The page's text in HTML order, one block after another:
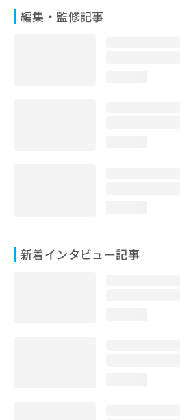
編集・監修記事
新着インタビュー記事